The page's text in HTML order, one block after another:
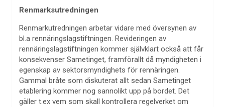
Renmarksutredningen
Renmarkutredningen arbetar vidare med översynen av
bl.a rennäringslagstiftningen. Revideringen av
rennäringslagstiftningen kommer självklart också att får
konsekvenser Sametinget, framförallt då myndigheten i
egenskap av sektorsmyndighets för rennäringen.
Gammal bråte som diskuterat allt sedan Sametinget
etablering kommer nog sannolikt upp på bordet. Det
gäller t.ex vem som skall kontrollera regelverket om